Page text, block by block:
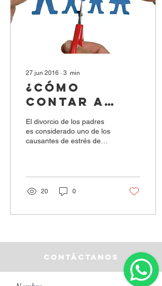
27 jun 2016 ∙ 3 min
¿CÓMO
CONTAR A
NUESTRO HIJO
QUE HEMOS
DECIDIDO
El divorcio de los padres
es considerado uno de los
causantes de estrés de
20 0
contáctanos